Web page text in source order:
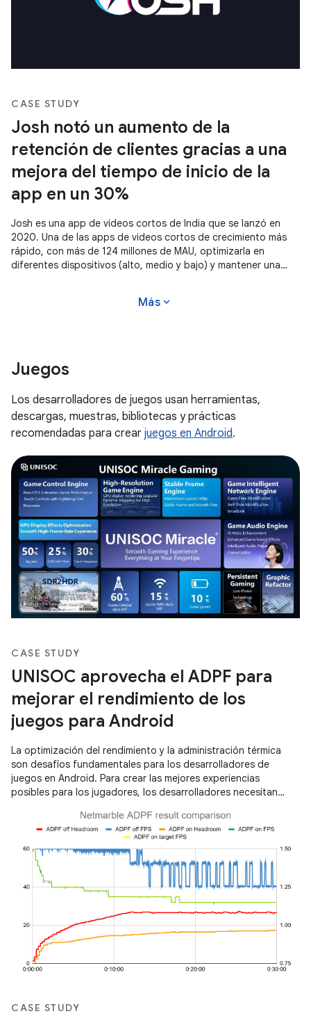
CASE STUDY
Josh notó un aumento de la
retención de clientes gracias a una
mejora del tiempo de inicio de la
app en un 30%
Josh es una app de videos cortos de India que se lanzó en
2020. Una de las apps de videos cortos de crecimiento más
rápido, con más de 124 millones de MAU, optimizarla en
diferentes dispositivos (alto, medio y bajo) y mantener una
sea responsiva los ayudó a alcanzar el éxito.
Más expand_more
Juegos
Los desarrolladores de juegos usan herramientas,
descargas, muestras, bibliotecas y prácticas
recomendadas para crear juegos en Android.
CASE STUDY
UNISOC aprovecha el ADPF para
mejorar el rendimiento de los
juegos para Android
La optimización del rendimiento y la administración térmica
son desafíos fundamentales para los desarrolladores de
juegos en Android. Para crear las mejores experiencias
posibles para los jugadores, los desarrolladores necesitan
CASE STUDY